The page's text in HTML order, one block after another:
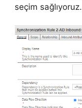
seçim sağlıyoruz.